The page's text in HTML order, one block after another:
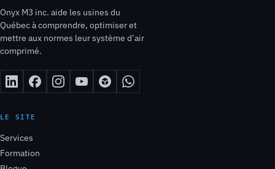
Onyx M3 inc. aide les usines du
Québec à comprendre, optimiser et
mettre aux normes leur système d’air
comprimé.
LE SITE
Services
Formation